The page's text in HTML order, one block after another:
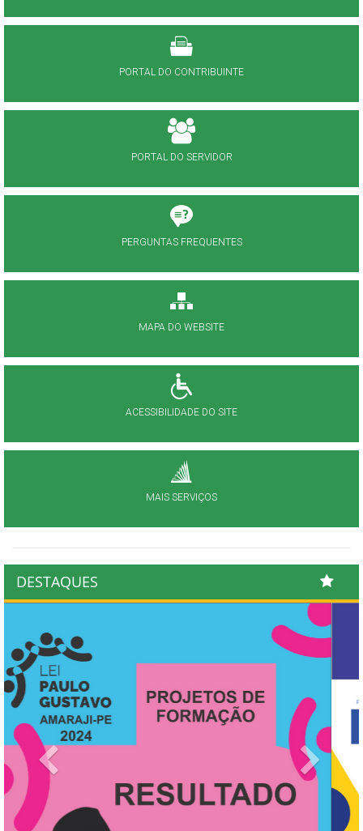
PORTAL DO CONTRIBUINTE
PORTAL DO SERVIDOR
PERGUNTAS FREQUENTES
MAPA DO WEBSITE
ACESSIBILIDADE DO SITE
MAIS SERVIÇOS
DESTAQUES
Next